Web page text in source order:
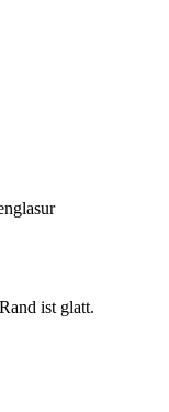
ist glatt.